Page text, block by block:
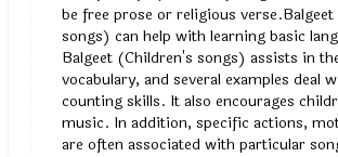
be free prose or religious
songs) can help with learning basic
Balgeet (Children's songs) assists in
vocabulary, and several examples deal
counting skills. It also encourages
music. In addition, specific actions,
are often associated with particular